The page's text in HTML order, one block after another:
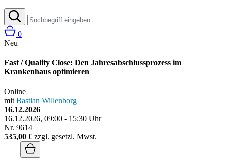
0
Neu
Fast / Quality Close: Den Jahresabschlussprozess im
Krankenhaus optimieren
Online
mit Bastian Willenborg
16.12.2026
16.12.2026, 09:00 - 15:30 Uhr
Nr. 9614
535,00 € zzgl. gesetzl. Mwst.